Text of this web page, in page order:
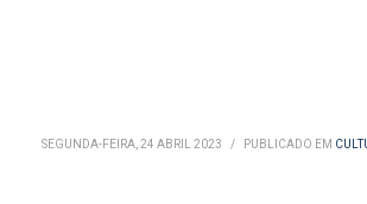
SEGUNDA-FEIRA, 24 ABRIL 2023 / PUBLICADO EM